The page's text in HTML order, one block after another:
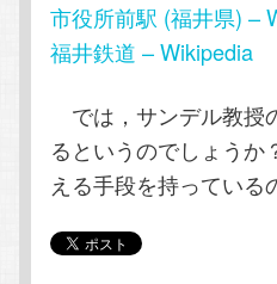
市役所前駅 (福井県) –
福井鉄道 – Wikipedia
では，サンデル教授
るというのでしょう
える手段を持っている